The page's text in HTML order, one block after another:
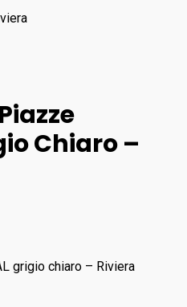
Chiaro –
grigio chiaro – Riviera